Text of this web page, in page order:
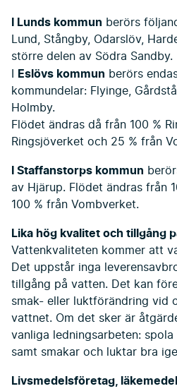
I Lunds kommun berörs
Lund, Stångby, Odarslöv,
större delen av Södra Sandby.
Eslövs kommun berörs
kommundelar: Flyinge,
Holmby.
Flödet ändras då från 100 %
Ringsjöverket och 25 % från
I Staffanstorps kommun
av Hjärup. Flödet ändras från
100 % från Vombverket.
Lika hög kvalitet och tillgång
Vattenkvaliteten kommer att
Det uppstår inga
tillgång på vatten. Det kan
smak- eller luktförändring vid
vattnet. Om det sker är
vanliga ledningsarbeten:
samt smakar och luktar bra
Livsmedelsföretag,